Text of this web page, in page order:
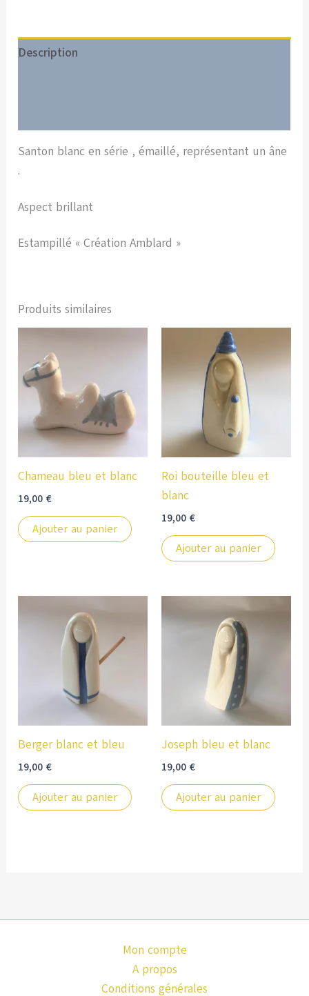
Description
Santon blanc en série , émaillé, représentant un âne
.
Aspect brillant
Estampillé « Création Amblard »
Produits similaires
Chameau bleu et blanc
19,00€
Ajouter au panier
Roi bouteille bleu et
blanc
19,00 €
Ajouter au panier
Berger blanc et bleu
19,00€
Ajouter au panier
Joseph bleu et blanc
19,00 €
Ajouter au panier
Mon compte
A propos
Conditions générales